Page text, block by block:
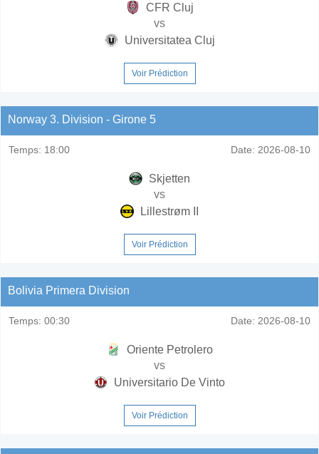
CFR Cluj
vs
Universitatea Cluj
Voir Prédiction
Norway 3. Division - Girone 5
Temps: 18:00 Date: 2026-08-10
Skjetten
vs
Lillestrøm II
Voir Prédiction
Bolivia Primera Division
Temps: 00:30 Date: 2026-08-10
Oriente Petrolero
vs
Universitario De Vinto
Voir Prédiction